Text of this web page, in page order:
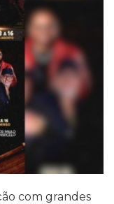
com grandes